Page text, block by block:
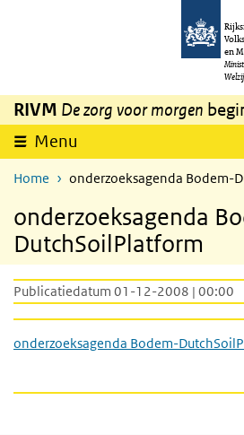
Overslaan en naar de inhoud gaan
en
RIVM De zorg voor morgen
Menu
Home onderzoeksagenda Bodem-
onderzoeksagenda
DutchSoilPlatform
Publicatiedatum 01-12-2008 | 00:00
onderzoeksagenda Bodem-